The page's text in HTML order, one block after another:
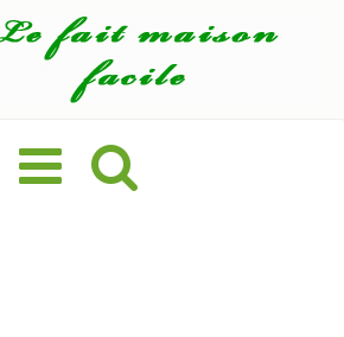
Basculer
la
navigation